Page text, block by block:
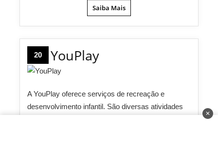
Saiba Mais
20 YouPlay
A YouPlay oferece serviços de recreação e
desenvolvimento infantil. São diversas atividades
✕